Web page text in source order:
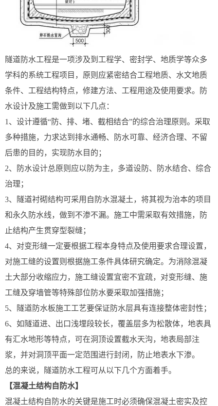
隧道防水工程是一项涉及到工程学、密封学、地质学等众多
学科的系统工程项目，原则应紧密结合工程地质、水文地质
条件、工程结构特点，修建方法、工程用途及使用要求。防
水设计及施工需做到以下几点：
1、设计遵循“防、排、堵、截相结合”的综合治理原则。采取
多种措施，力求达到排水通畅、防水可靠、经济合理、不留
后患的目的，实现防水目的；
2、防水设计总原则应以防为主，多道设防、防水结合、综合
治理；
3、隧道衬砌结构可采用自防水混凝土，将其视为治本的项目
和永久防水线，做到不渗不漏。施工中需采取有效措施，防
止结构产生贯穿型裂缝；
4、对变形缝一定要根据工程本身特点及使用要求合理设置，
对施工缝的设置则根据施工条件具体研究确定。为消除混凝
土大部分收缩应力，施工缝设置宜密不宜疏，对变形缝、施
工缝及穿墙管等特殊部位防水要采取加强措施；
5、隧道防水板施工工艺要保证防水层具有连接整体密封性；
6、如隧道进、出口浅埋段较长，覆盖层多为松散体，地表具
有汇水地形等特点，可在洞顶设置截水天沟，地表局部注
浆，并对洞顶平面一定范围进行封闭，防止地表水下渗。
总的来说，隧道防水工程可从以下几个方面着手。
【混凝土结构自防水】
混凝土结构自防水的关键是施工时必须确保混凝土密实及控